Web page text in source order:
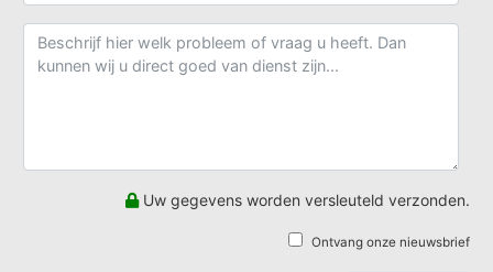
Uw gegevens worden versleuteld verzonden.
Ontvang onze nieuwsbrief